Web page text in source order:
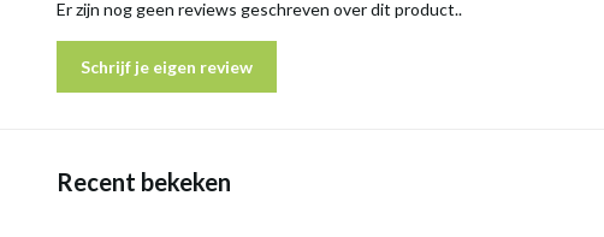
Er zijn nog geen reviews geschreven over dit product..
Schrijf je eigen review
Recent bekeken